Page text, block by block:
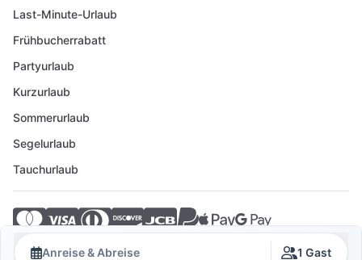
Anreise & Abreise 1 Gast
Last-Minute-Urlaub
Frühbucherrabatt
Partyurlaub
Kurzurlaub
Sommerurlaub
Segelurlaub
Tauchurlaub
© 2026 Crovillas GmbH